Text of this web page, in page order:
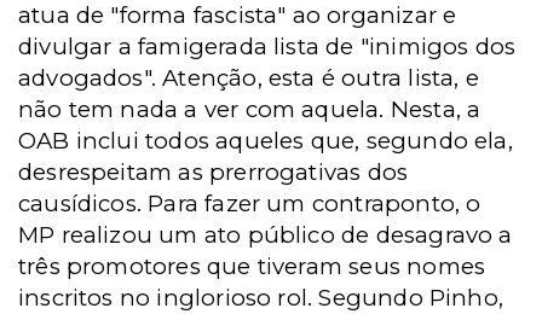
atua de "forma fascista" ao organizar e
divulgar a famigerada lista de "inimigos dos
advogados". Atenção, esta é outra lista, e
não tem nada a ver com aquela. Nesta, a
OAB inclui todos aqueles que, segundo ela,
desrespeitam as prerrogativas dos
causídicos. Para fazer um contraponto, o
MP realizou um ato público de desagravo a
três promotores que tiveram seus nomes
inscritos no inglorioso rol. Segundo Pinho,